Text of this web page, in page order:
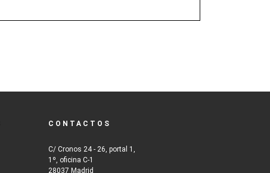
CONTACTOS
C/ Cronos 24 - 26, portal 1,
1º, oficina C-1
28037 Madrid